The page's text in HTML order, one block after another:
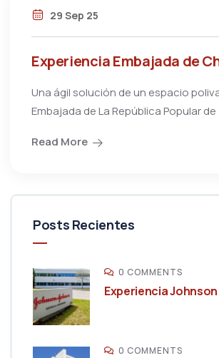
29 Sep 25
Experiencia Embajada de
Una ágil solución de un espacio
Embajada de La República Popular de
Read More
Posts Recientes
0 COMMENTS
Experiencia
0 COMMENTS